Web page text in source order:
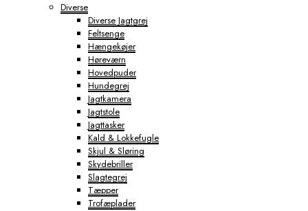
Diverse
Diverse Jagtgrej
Feltsenge
Hængekøjer
Høreværn
Hovedpuder
Hundegrej
Jagtkamera
Jagtstole
Jagttasker
Kald & Lokkefugle
Skjul & Sløring
Skydebriller
Slagtegrej
Tæpper
Trofæplader